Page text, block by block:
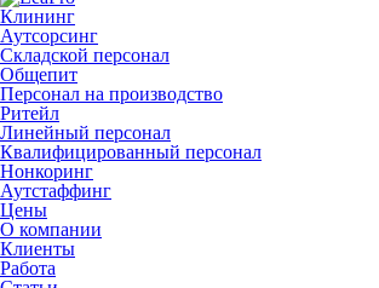
Клининг
Аутсорсинг
Складской персонал
Общепит
Персонал на производство
Ритейл
Линейный персонал
Квалифицированный персонал
Нонкоринг
Аутстаффинг
Цены
О компании
Клиенты
Работа